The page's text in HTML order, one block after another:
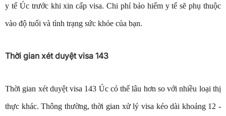
y tế Úc trước khi xin cấp visa. Chi phí bảo hiểm y tế sẽ phụ thuộc
vào độ tuổi và tình trạng sức khỏe của bạn.
Thời gian xét duyệt visa 143
Thời gian xét duyệt visa 143 Úc có thể lâu hơn so với nhiều loại thị
thực khác. Thông thường, thời gian xử lý visa kéo dài khoảng 12 -